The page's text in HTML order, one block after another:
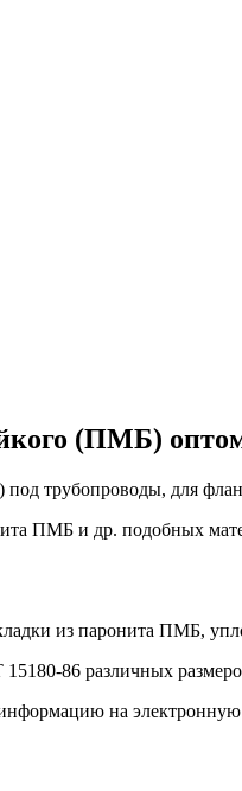
(ПМБ)
под трубопроводы, для
ПМБ и др.
из паронита ПМБ,
86 различных
на электронную